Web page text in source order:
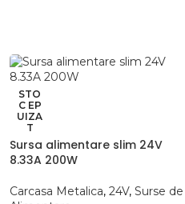
STO
C EP
UIZA
T
Sursa alimentare slim 24V
8.33A 200W
Carcasa Metalica, 24V, Surse de